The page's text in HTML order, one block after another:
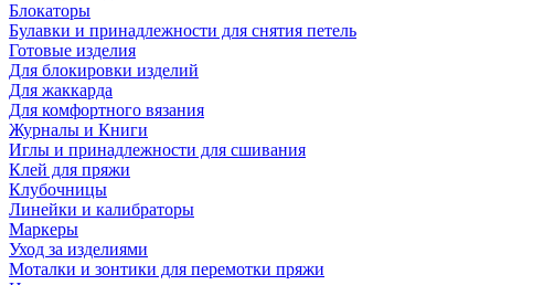
Блокаторы
Булавки и принадлежности для снятия петель
Готовые изделия
Для блокировки изделий
Для жаккарда
Для комфортного вязания
Журналы и Книги
Иглы и принадлежности для сшивания
Клей для пряжи
Клубочницы
Линейки и калибраторы
Маркеры
Уход за изделиями
Моталки и зонтики для перемотки пряжи